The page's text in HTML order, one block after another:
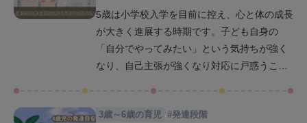
5歳は小学校入学を目前に控え、心と体の成長
が大きく進展する時期です。子ども自身の
「自分でやってみたい」という気持ちが強く
なり、自己主張が強くなり対応に戸惑うこと
た知能の基礎が飛躍的に伸びるチャンスでも
3歳～6歳の育児 #発達段階